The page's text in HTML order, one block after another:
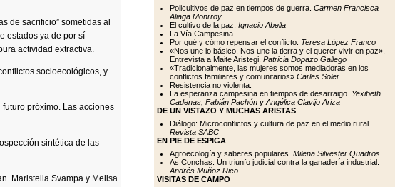
Policultivos de paz en tiempos de guerra. Carmen Francisca
Aliaga Monrroy
El cultivo de la paz. Ignacio Abella
La Vía Campesina.
Por qué y cómo repensar el conflicto. Teresa López Franco
«Nos une lo básico. Nos une la tierra y el querer vivir en paz».
Entrevista a Maite Aristegi. Patricia Dopazo Gallego
«Tradicionalmente, las mujeres somos mediadoras en los
conflictos familiares y comunitarios» Carles Soler
Resistencia no violenta.
La esperanza campesina en tiempos de desarraigo. Yexibeth
Cadenas, Fabián Pachón y Angélica Clavijo Ariza
DE UN VISTAZO Y MUCHAS ARISTAS
Diálogo: Microconflictos y cultura de paz en el medio rural.
Revista SABC
EN PIE DE ESPIGA
Agroecología y saberes populares. Milena Silvester Quadros
As Conchas. Un triunfo judicial contra la ganadería industrial.
Andrés Muñoz Rico
VISITAS DE CAMPO
de sacrificio” sometidas al
estados ya de por sí
actividad extractiva.
socioecológicos, y
próximo. Las acciones
sintética de las
Maristella Svampa y Melisa